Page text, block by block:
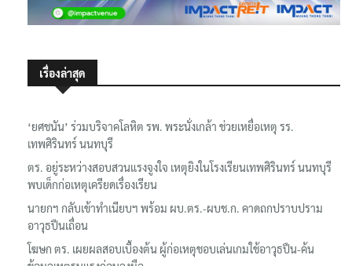
เรื่องล่าสุด
‘ยศชนัน’ ร่วมบริจาคโลหิต รพ. พระนั่งเกล้า ช่วยเหยื่อเหตุ รร.
เทพศิรินทร์ นนทบุรี
ตร. อยู่ระหว่างสอบสวนแรงจูงใจ เหตุยิงในโรงเรียนเทพศิรินทร์ นนทบุรี
พบเด็กก่อเหตุเครียดเรื่องเรียน
นายกฯ กลับเข้าทำเนียบฯ พร้อม ผบ.ตร.-ผบช.ก. คาดถกปราบปราม
อาวุธปืนเถื่อน
โฆษก ตร. เผยผลสอบเบื้องต้น ผู้ก่อเหตุชอบเล่นเกมใช้อาวุธปืน-ค้น